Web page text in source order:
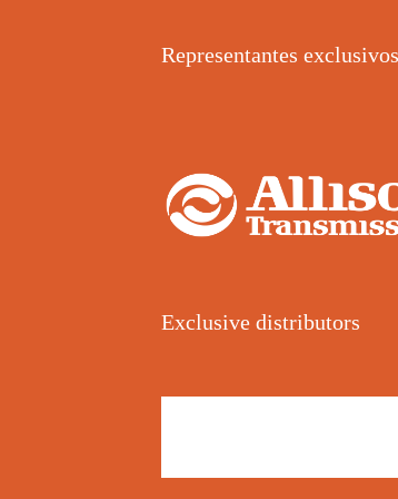
Representantes exclusivos
Exclusive distributors